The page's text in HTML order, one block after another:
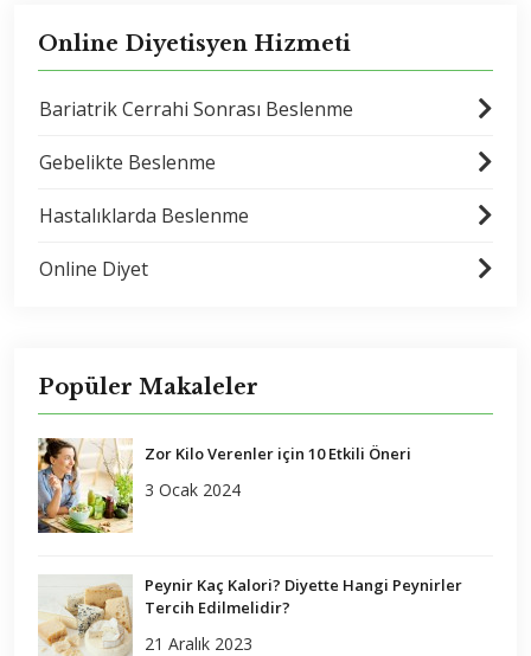
Online Diyetisyen Hizmeti
Bariatrik Cerrahi Sonrası Beslenme
Gebelikte Beslenme
Hastalıklarda Beslenme
Online Diyet
Popüler Makaleler
Zor Kilo Verenler için 10 Etkili Öneri
3 Ocak 2024
Peynir Kaç Kalori? Diyette Hangi Peynirler
Tercih Edilmelidir?
21 Aralık 2023